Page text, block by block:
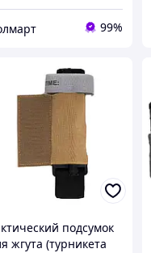
99%
подсумок
жгута (турникета